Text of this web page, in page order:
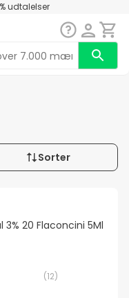
udtalelser
Sorter
3% 20 Flaconcini 5Ml
(12)